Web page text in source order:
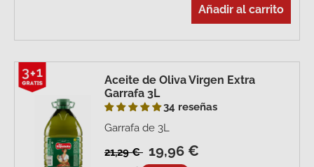
Añadir al carrito
Aceite de Oliva Virgen Extra
Garrafa 3L
34 reseñas
Garrafa de 3L
21,29 € 19,96 €